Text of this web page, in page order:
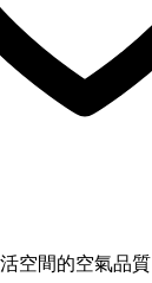
空間的空氣品質